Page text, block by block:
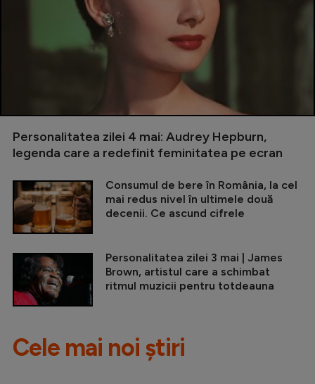
Personalitatea zilei 4 mai: Audrey Hepburn,
legenda care a redefinit feminitatea pe ecran
Consumul de bere în România, la cel
mai redus nivel în ultimele două
decenii. Ce ascund cifrele
Personalitatea zilei 3 mai | James
Brown, artistul care a schimbat
ritmul muzicii pentru totdeauna
Cele mai noi știri